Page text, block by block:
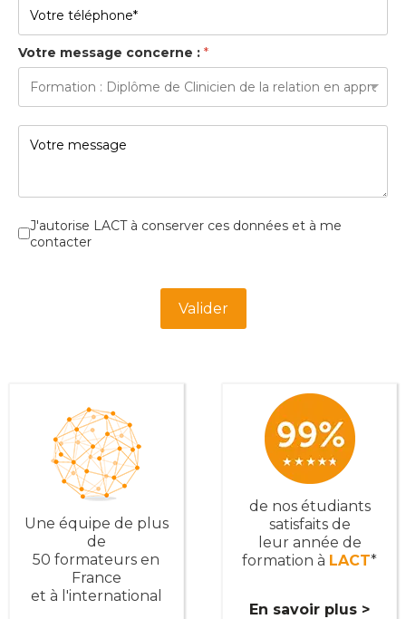
Votre message concerne : *
Cases à cocher*
J'autorise LACT à conserver ces données et à me
contacter
Valider
Une équipe de plus
de
50 formateurs en
France
et à l'international
de nos étudiants
satisfaits de
leur année de
formation à LACT*
En savoir plus >